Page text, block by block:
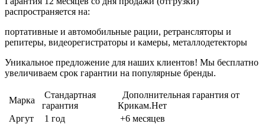
распространяется на:
портативные и автомобильные рации, ретрансляторы и
репитеры, видеорегистраторы и камеры, металлодетекторы
Уникальное предложение для наших клиентов! Мы бесплатно
увеличиваем срок гарантии на популярные бренды.
Марка
Стандартная
гарантия
Дополнительная гарантия от
Крикам.Нет
Аргут
1 год
+6 месяцев